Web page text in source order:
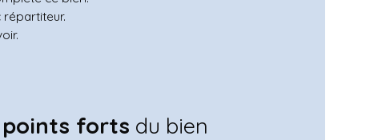
points forts du bien